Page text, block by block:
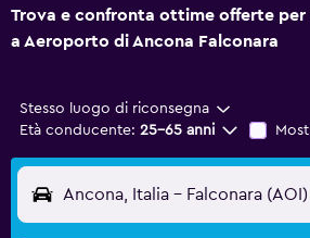
Trova e confronta ottime offerte per
a Aeroporto di Ancona Falconara
Stesso luogo di riconsegna
Età conducente: 25-65 anni
Ancona, Italia - Falconara (AOI)